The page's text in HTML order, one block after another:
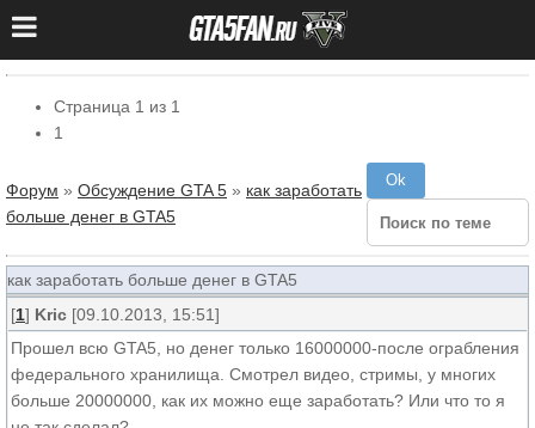
Страница 1 из 1
1
Форум » Обсуждение GTA 5 » как заработать
больше денег в GTA5
как заработать больше денег в GTA5
[1] Kric [09.10.2013, 15:51]
Прошел всю GTA5, но денег только 16000000-после ограбления
федерального хранилища. Смотрел видео, стримы, у многих
больше 20000000, как их можно еще заработать? Или что то я